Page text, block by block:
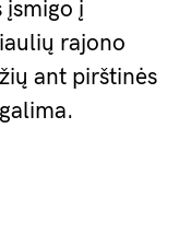
įsmigo į
rajono
ant pirštinės